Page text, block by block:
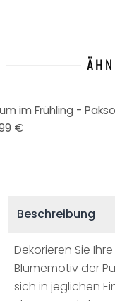
im Frühling -
€
Beschreibung
Dekorieren Sie
Blumemotiv der
sich in jeglichen